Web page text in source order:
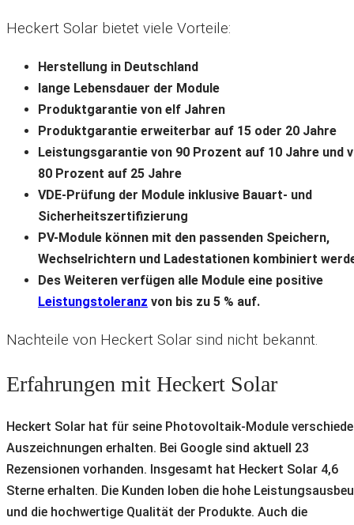
Heckert Solar bietet viele Vorteile:
Herstellung in Deutschland
lange Lebensdauer der Module
Produktgarantie von elf Jahren
Produktgarantie erweiterbar auf 15 oder 20 Jahre
Leistungsgarantie von 90 Prozent auf 10 Jahre und
80 Prozent auf 25 Jahre
VDE-Prüfung der Module inklusive Bauart- und
Sicherheitszertifizierung
PV-Module können mit den passenden Speichern,
Wechselrichtern und Ladestationen kombiniert
Des Weiteren verfügen alle Module eine positive
Leistungstoleranz von bis zu 5 % auf.
Nachteile von Heckert Solar sind nicht bekannt.
Erfahrungen mit Heckert Solar
Heckert Solar hat für seine Photovoltaik-Module
Auszeichnungen erhalten. Bei Google sind aktuell 23
Rezensionen vorhanden. Insgesamt hat Heckert Solar 4,6
Sterne erhalten. Die Kunden loben die hohe
und die hochwertige Qualität der Produkte. Auch die